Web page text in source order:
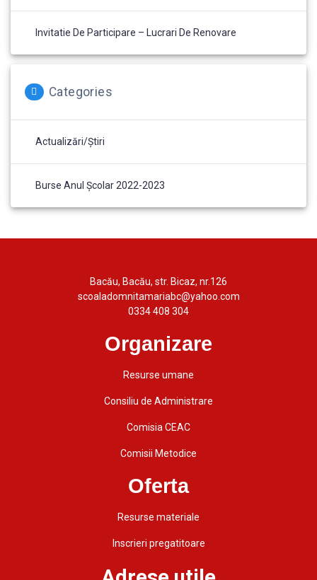
Invitatie De Participare – Lucrari De Renovare
Categories
Actualizări/Știri
Burse Anul Școlar 2022-2023
Bacău, Bacău, str. Bicaz, nr.126
scoaladomnitamariabc@yahoo.com
0334 408 304
Organizare
Resurse umane
Consiliu de Administrare
Comisia CEAC
Comisii Metodice
Oferta
Resurse materiale
Inscrieri pregatitoare